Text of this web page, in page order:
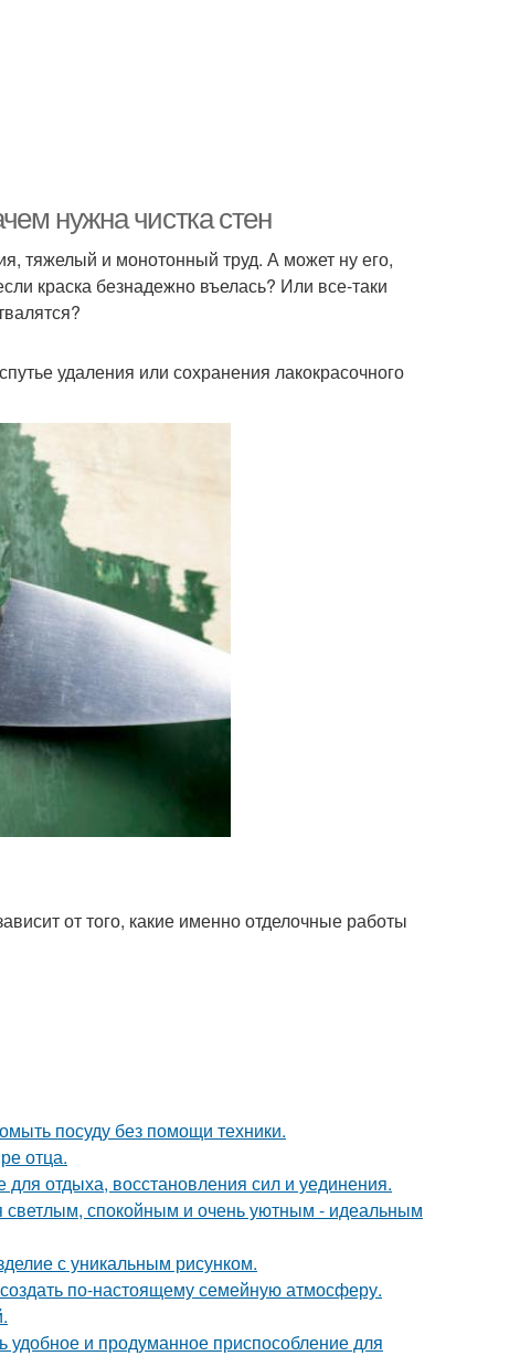
нужна чистка стен
тяжелый и монотонный труд. А может ну его,
краска безнадежно въелась? Или все-таки
удаления или сохранения лакокрасочного
от того, какие именно отделочные работы
посуду без помощи техники.
отца.
отдыха, восстановления сил и уединения.
светлым, спокойным и очень уютным - идеальным
с уникальным рисунком.
по-настоящему семейную атмосферу.
удобное и продуманное приспособление для